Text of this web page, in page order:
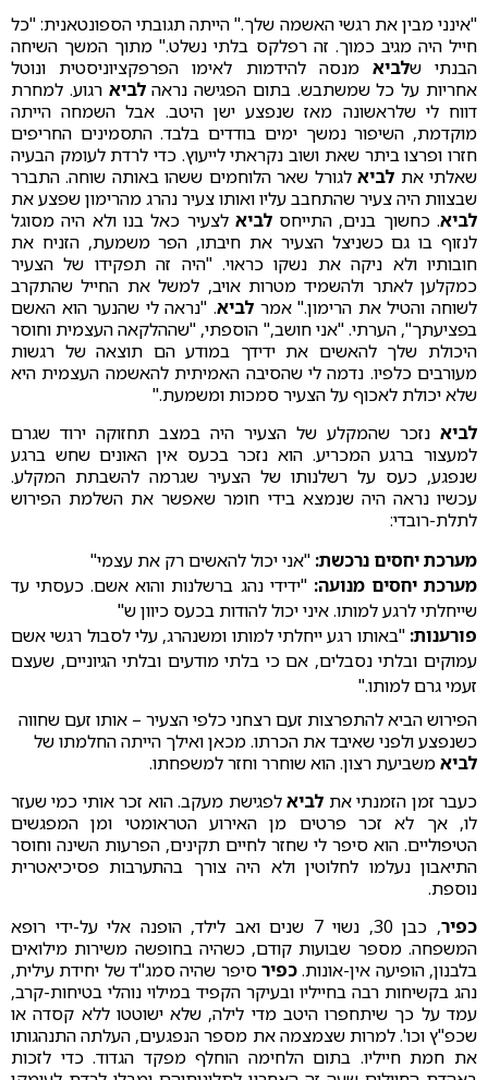
"אינני מבין את רגשי האשמה שלך." הייתה תגובתי הספונטאנית: "כל
חייל היה מגיב כמוך. זה רפלקס בלתי נשלט." מתוך המשך השיחה
הבנתי שלביא מנסה להידמות לאימו הפרפקציוניסטית ונוטל
אחריות על כל שמשתבש. בתום הפגישה נראהלביא רגוע. למחרת
דווח לי שלראשונה מאז שנפצע ישן היטב. אבל השמחה הייתה
מוקדמת, השיפור נמשך ימים בודדים בלבד. התסמינים החריפים
חזרו ופרצו ביתר שאת ושוב נקראתי לייעוץ. כדי לרדת לעומק הבעיה
שאלתי את לביאלגורל שאר הלוחמים ששהו באותה שוחה. התברר
שבצוות היה צעיר שהתחבב עליו ואותו צעיר נהרג מהרימון שפצע את
לביא. כחשוך בנים, התייחס לביא לצעיר כאל בנו ולא היה מסוגל
לנזוף בו גם כשניצל הצעיר את חיבתו, הפר משמעת, הזניח את
חובותיו ולא ניקה את נשקו כראוי. "היה זה תפקידו של הצעיר
כמקלען לאתר ולהשמיד מטרות אויב, למשל את החייל שהתקרב
לשוחה והטיל את הרימון." אמר לביא. "נראה לי שהנער הוא האשם
בפציעתך", הערתי. "אני חושב," הוספתי, "שההלקאה העצמית וחוסר
היכולת שלך להאשים את ידידך במודע הם תוצאה של רגשות
מעורבים כלפיו. נדמה לי שהסיבה האמיתית להאשמה העצמית היא
שלא יכולת לאכוף על הצעיר סמכות ומשמעת."
לביא נזכר שהמקלע של הצעיר היה במצב תחזוקה ירוד שגרם
למעצור ברגע המכריע. הוא נזכר בכעס אין האונים שחש ברגע
שנפגע, כעס על רשלנותו של הצעיר שגרמה להשבתת המקלע.
עכשיו נראה היה שנמצא בידי חומר שאפשר את השלמת הפירוש
לתלת-רובדי:
מערכת יחסים נרכשת: "אני יכול להאשים רק את עצמי"
מערכת יחסים מנועה: "ידידי נהג ברשלנות והוא אשם. כעסתי עד
שייחלתי לרגע למותו. איני יכול להודות בכעס כיוון ש"
פורענות: "באותו רגע ייחלתי למותו ומשנהרג, עלי לסבול רגשי אשם
עמוקים ובלתי נסבלים, אם כי בלתי מודעים ובלתי הגיוניים, שעצם
זעמי גרם למותו."
הפירוש הביא להתפרצות זעם רצחני כלפי הצעיר – אותו זעם שחווה
כשנפצע ולפני שאיבד את הכרתו. מכאן ואילך הייתה החלמתו של
לביאמשביעת רצון. הוא שוחרר וחזר למשפחתו.
כעבר זמן הזמנתי את לביאלפגישת מעקב. הוא זכר אותי כמי שעזר
לו, אך לא זכר פרטים מן האירוע הטראומטי ומן המפגשים
הטיפוליים. הוא סיפר לי שחזר לחיים תקינים, הפרעות השינה וחוסר
התיאבון נעלמו לחלוטין ולא היה צורך בהתערבות פסיכיאטרית
נוספת.
כפיר
, כבן 30, נשוי 7 שנים ואב לילד, הופנה אלי על-ידי רופא
המשפחה. מספר שבועות קודם, כשהיה בחופשה משירות מילואים
בלבנון, הופיעה אין-אונות.כפירסיפר שהיה סמג"ד של יחידת עילית,
נהג בקשיחות רבה בחייליו ובעיקר הקפיד במילוי נוהלי בטיחות-קרב,
עמד על כך שיתחפרו היטב מדי לילה, שלא ישוטטו ללא קסדה או
שכפ"ץ וכו'. למרות שצמצמה את מספר הנפגעים, העלתה התנהגותו
את חמת חייליו. בתום הלחימה הוחלף מפקד הגדוד. כדי לזכות